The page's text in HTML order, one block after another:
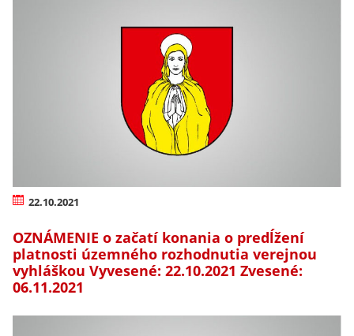
22.10.2021
OZNÁMENIE o začatí konania o predĺžení
platnosti územného rozhodnutia verejnou
vyhláškou Vyvesené: 22.10.2021 Zvesené:
06.11.2021